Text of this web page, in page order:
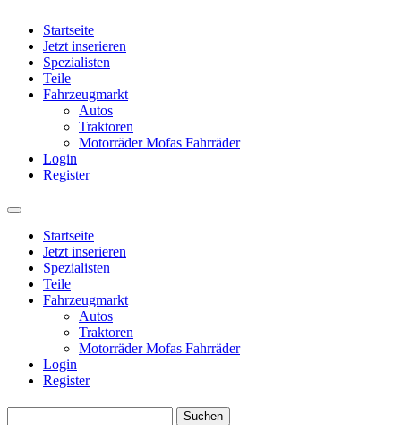
Startseite
Jetzt inserieren
Spezialisten
Teile
Fahrzeugmarkt
Autos
Traktoren
Motorräder Mofas Fahrräder
Login
Register
Startseite
Jetzt inserieren
Spezialisten
Teile
Fahrzeugmarkt
Autos
Traktoren
Motorräder Mofas Fahrräder
Login
Register
nach: